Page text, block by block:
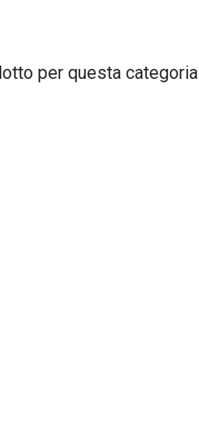
per questa categoria